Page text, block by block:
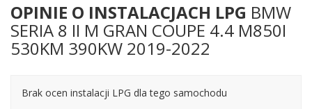
OPINIE O INSTALACJACH LPG BMW
SERIA 8 II M GRAN COUPE 4.4 M850I
530KM 390KW 2019-2022
Brak ocen instalacji LPG dla tego samochodu